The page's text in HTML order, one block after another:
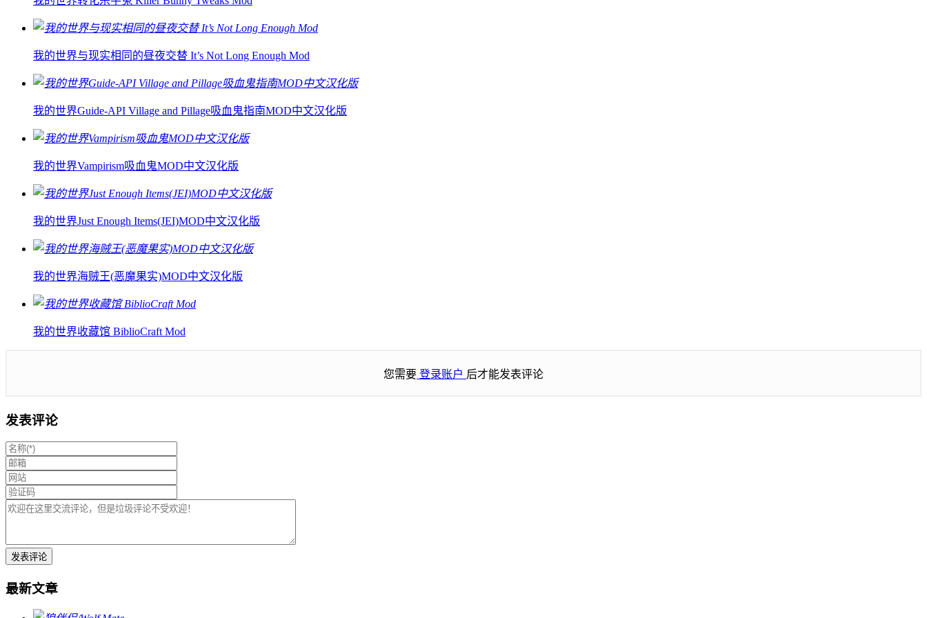
我的世界与现实相同的昼夜交替 It’s Not Long Enough Mod
我的世界Guide-API Village and Pillage吸血鬼指南MOD中文汉化版
我的世界Vampirism吸血鬼MOD中文汉化版
我的世界Just Enough Items(JEI)MOD中文汉化版
我的世界海贼王(恶魔果实)MOD中文汉化版
我的世界收藏馆 BiblioCraft Mod
您需要 登录账户 后才能发表评论
发表评论
最新文章